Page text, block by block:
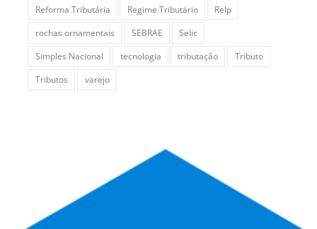
Reforma Tributária
Regime Tributário
Relp
rochas ornamentais
SEBRAE
Selic
Simples Nacional
tecnologia tributação
Tributo
Tributos
varejo